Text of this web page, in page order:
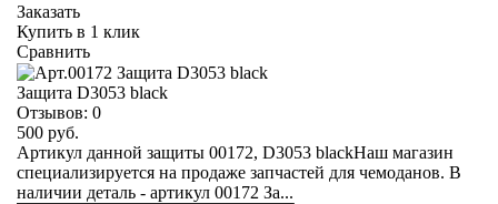
Заказать
Купить в 1 клик
Сравнить
Защита D3053 black
Отзывов: 0
500 руб.
Артикул данной защиты 00172, D3053 blackНаш магазин
специализируется на продаже запчастей для чемоданов. В
наличии деталь - артикул 00172 За...